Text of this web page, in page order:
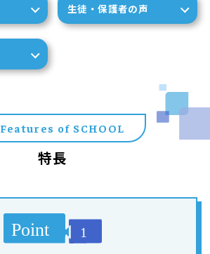
生徒・保護者の声
Features of SCHOOL
特長